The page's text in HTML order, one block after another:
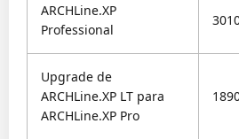
ARCHLine.XP
Professional
Upgrade de
ARCHLine.XP LT para
ARCHLine.XP Pro